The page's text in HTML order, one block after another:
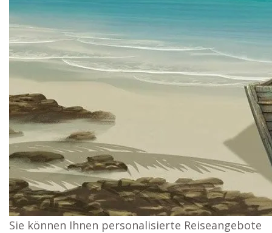
Sie können Ihnen personalisierte Reiseangebote